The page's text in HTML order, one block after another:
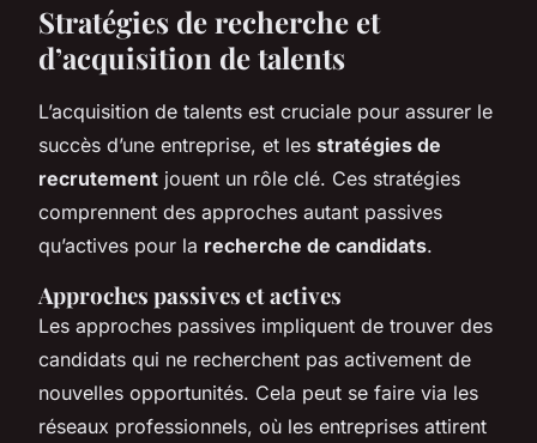
Stratégies de recherche et
d’acquisition de talents
L’acquisition de talents est cruciale pour assurer le
succès d’une entreprise, et les stratégies de
recrutement jouent un rôle clé. Ces stratégies
comprennent des approches autant passives
qu’actives pour la recherche de candidats.
Approches passives et actives
Les approches passives impliquent de trouver des
candidats qui ne recherchent pas activement de
nouvelles opportunités. Cela peut se faire via les
réseaux professionnels, où les entreprises attirent